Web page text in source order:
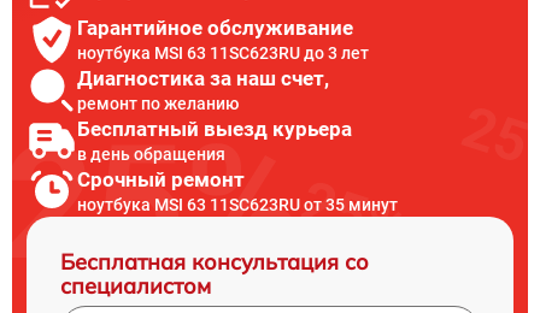
Гарантийное обслуживание
ноутбука MSI 63 11SC623RU до 3 лет
Диагностика за наш счет,
ремонт по желанию
Бесплатный выезд курьера
в день обращения
Срочный ремонт
ноутбука MSI 63 11SC623RU от 35 минут
Бесплатная консультация со
специалистом